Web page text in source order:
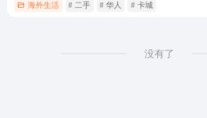
海外生活 # 二手 # 华人 # 卡城
没有了